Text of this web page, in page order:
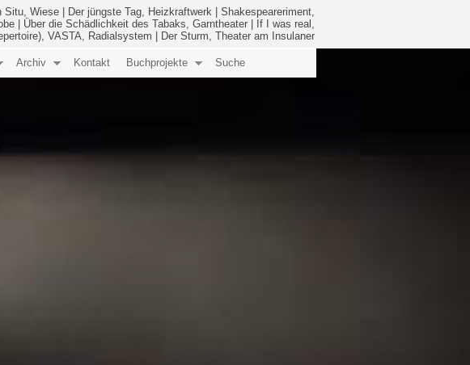
Situ, Wiese Der jüngste Tag, Heizkraftwerk
Shakespeareriment,
Über die Schädlichkeit des Tabaks, Garntheater
If I was real,
VASTA, Radialsystem Der Sturm, Theater am Insulaner
Archiv Kontakt Buchprojekte Suche